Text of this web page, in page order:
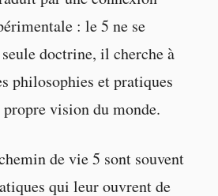
: le 5 ne se
doctrine, il cherche à
philosophies et pratiques
vision du monde.
de vie 5 sont souvent
qui leur ouvrent de